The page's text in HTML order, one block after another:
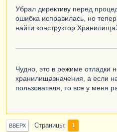
//мы не вызывали
УстановитьКартинку()
КонецПроцедуры
Экспорт
НовыйФайлКартинки =
Справочники.Файлы .
НовыйФайлКартинки
ХранилищеЗначения
Убрал директиву перед
ошибка исправилась, но
найти конструктор
Чудно, это в режиме отладки
хранилищазначения, а если
пользователя, то все у меня
ВВЕРХ Страницы 1